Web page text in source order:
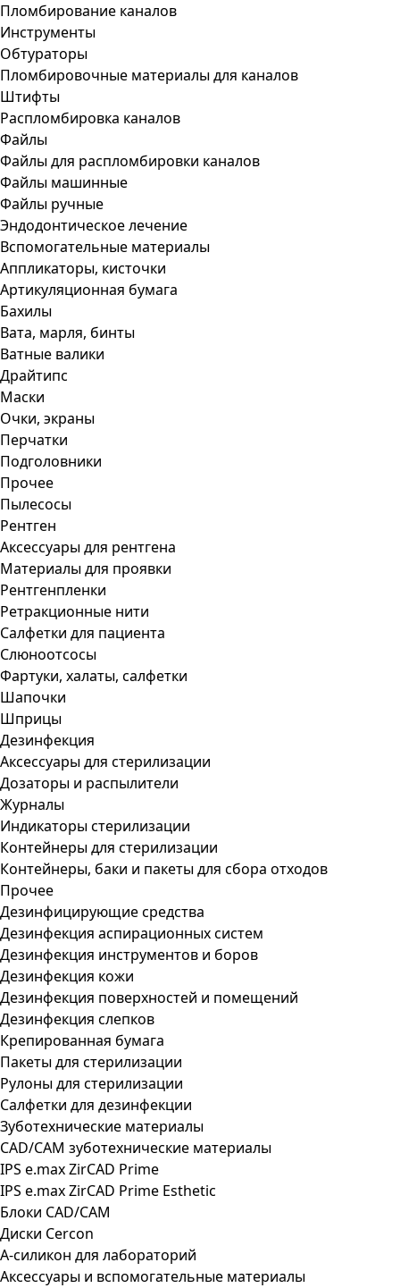
Пломбирование каналов
Инструменты
Обтураторы
Пломбировочные материалы для каналов
Штифты
Распломбировка каналов
Файлы
Файлы для распломбировки каналов
Файлы машинные
Файлы ручные
Эндодонтическое лечение
Вспомогательные материалы
Аппликаторы, кисточки
Артикуляционная бумага
Бахилы
Вата, марля, бинты
Ватные валики
Драйтипс
Маски
Очки, экраны
Перчатки
Подголовники
Прочее
Пылесосы
Рентген
Аксессуары для рентгена
Материалы для проявки
Рентгенпленки
Ретракционные нити
Салфетки для пациента
Слюноотсосы
Фартуки, халаты, салфетки
Шапочки
Шприцы
Дезинфекция
Аксессуары для стерилизации
Дозаторы и распылители
Журналы
Индикаторы стерилизации
Контейнеры для стерилизации
Контейнеры, баки и пакеты для сбора отходов
Прочее
Дезинфицирующие средства
Дезинфекция аспирационных систем
Дезинфекция инструментов и боров
Дезинфекция кожи
Дезинфекция поверхностей и помещений
Дезинфекция слепков
Крепированная бумага
Пакеты для стерилизации
Рулоны для стерилизации
Салфетки для дезинфекции
Зуботехнические материалы
CAD/CAM зуботехнические материалы
IPS e.max ZirCAD Prime
IPS e.max ZirCAD Prime Esthetic
Блоки CAD/CAM
Диски Cercon
А-силикон для лабораторий
Аксессуары и вспомогательные материалы